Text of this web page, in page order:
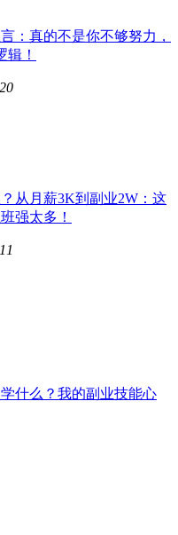
：真的不是你不够努力，
辑！
从月薪3K到副业2W：这
强太多！
什么？我的副业技能心